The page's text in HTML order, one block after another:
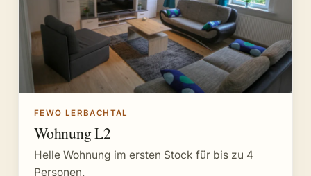
FEWO LERBACHTAL
Wohnung L2
Helle Wohnung im ersten Stock für bis zu 4
Personen.